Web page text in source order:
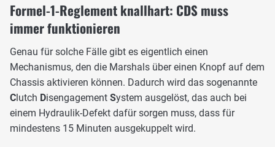
Formel-1-Reglement knallhart: CDS muss
immer funktionieren
Genau für solche Fälle gibt es eigentlich einen
Mechanismus, den die Marshals über einen Knopf auf dem
Chassis aktivieren können. Dadurch wird das sogenannte
C lutch Disengagement System ausgelöst, das auch bei
einem Hydraulik-Defekt dafür sorgen muss, dass für
mindestens 15 Minuten ausgekuppelt wird.